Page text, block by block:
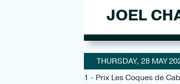
JOEL
THURSDAY, 28 MAY
1 - Prix Les Coques de